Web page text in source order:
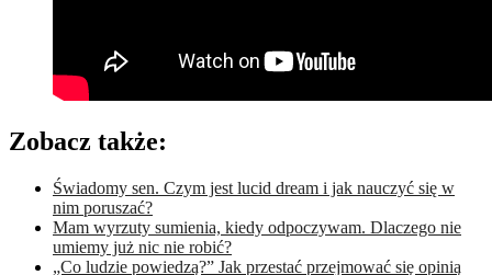
Zobacz także:
Świadomy sen. Czym jest lucid dream i jak nauczyć się w
nim poruszać?
Mam wyrzuty sumienia, kiedy odpoczywam. Dlaczego nie
umiemy już nic nie robić?
„Co ludzie powiedzą?” Jak przestać przejmować się opinią